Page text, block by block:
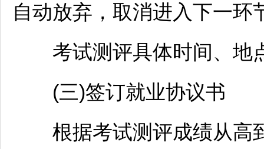
自动放弃，取消进入下一环
考试测评具体时间、地
(三)签订就业协议书
根据考试测评成绩从高